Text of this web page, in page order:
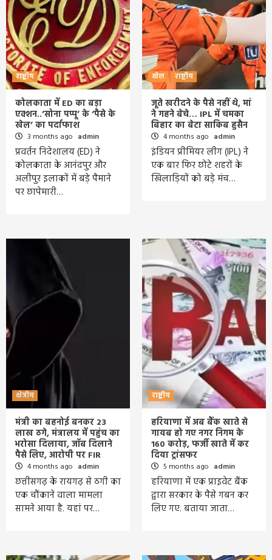
राष्ट्रीय
कोलकाता में ED का बड़ा
एक्शन..’सोना पप्पू’ के ‘पैसे के
खेल’ का पर्दाफाश
3 months ago admin
प्रवर्तन निदेशालय (ED) ने
कोलकाता के आनंदपुर और
अलीपुर इलाकों में बड़े पैमाने
पर छापेमारी…
खेल राष्ट्रीय
जूते खरीदने के पैसे नहीं थे, मां
ने गहने बेचे… IPL में चमका
बिहार का बेटा साकिब हुसैन
4 months ago admin
इंडियन प्रीमियर लीग (IPL) ने
एक बार फिर छोटे शहरों के
खिलाड़ियों को बड़े मंच…
क्षेत्रीय
मंत्री का बहनोई बनकर 23
लाख ठगे, मंत्रालय में पहुंच का
भरोसा दिलाया, जॉब दिलाने
पैसे लिए, आरोपी पर FIR
4 months ago admin
छत्तीसगढ़ के रायगढ़ से ठगी का
एक चौंकाने वाला मामला
सामने आया है. यहां पर…
राष्ट्रीय
हरियाणा में अब बैंक खाते से
गायब हो गए नगर निगम के
160 करोड़, फर्जी खाते में कर
दिया ट्रांसफर
5 months ago admin
हरियाणा में एक प्राइवेट बैंक
द्वारा सरकार के पैसे गबन कर
लिए गए. बताया जाता…